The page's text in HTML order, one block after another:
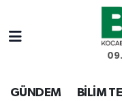
GÜNDEM BİLİM
Kocaeli
Kocaeli Hava